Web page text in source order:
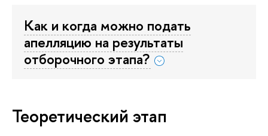
Как и когда можно подать
апелляцию на результаты
отборочного этапа?
Теоретический этап